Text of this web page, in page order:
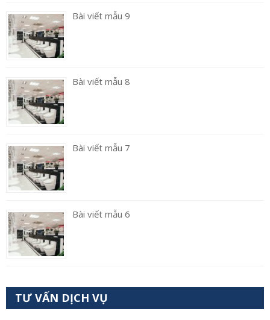
Bài viết mẫu 9
Bài viết mẫu 8
Bài viết mẫu 7
Bài viết mẫu 6
TƯ VẤN DỊCH VỤ